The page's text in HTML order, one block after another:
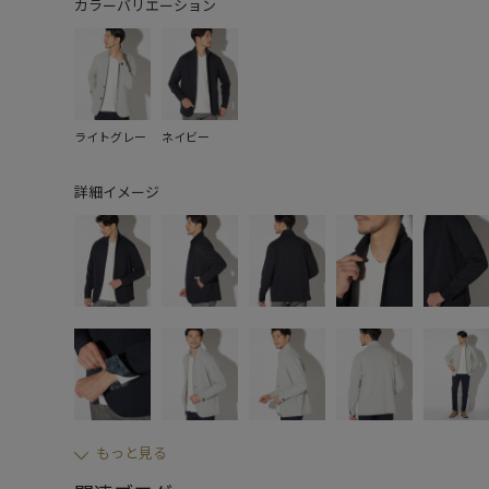
カラーバリエーション
ライトグレー ネイビー
詳細イメージ
もっと見る